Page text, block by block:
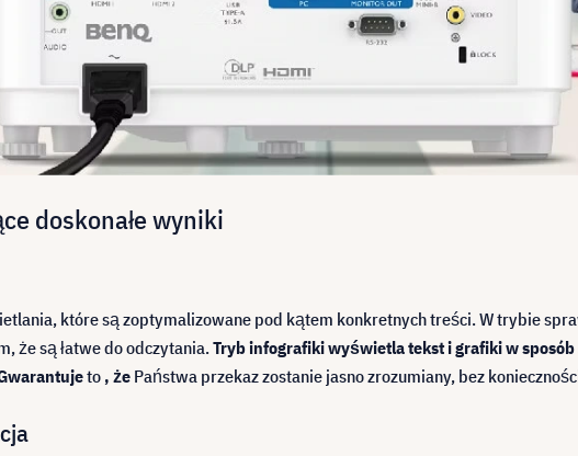
doskonałe wyniki
które są zoptymalizowane pod kątem konkretnych treści. W trybie
że są łatwe do odczytania.Tryb infografiki wyświetla tekst i grafiki w sposób
to , że Państwa przekaz zostanie jasno zrozumiany, bez